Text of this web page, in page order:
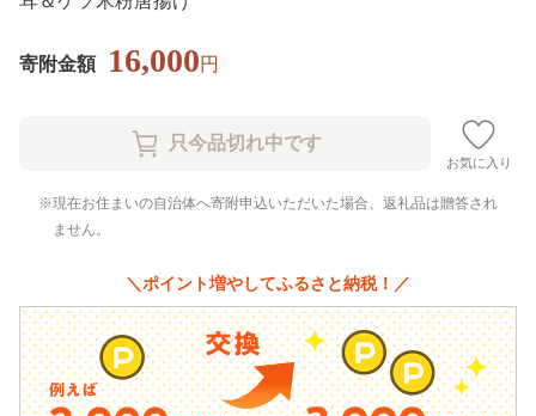
寄附金額 16,000円
お気に入り
現在お住まいの自治体へ寄附申込いただいた場合、返礼品は贈答され
ません。
＼ポイント増やしてふるさと納税！／